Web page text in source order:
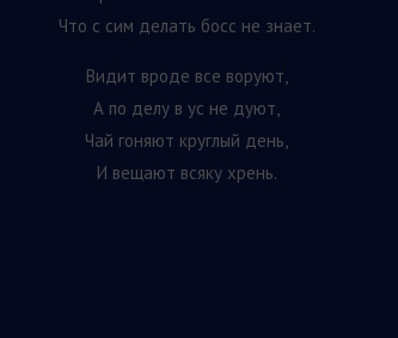
Что с сим делать босс не знает.
Видит вроде все воруют,
А по делу в ус не дуют,
Чай гоняют круглый день,
И вещают всяку хрень.